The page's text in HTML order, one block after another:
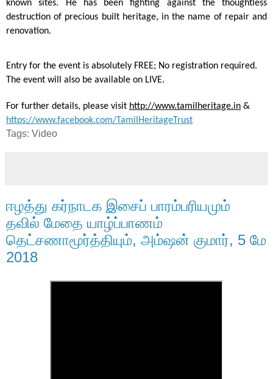
known sites. He has been fighting against the thoughtless
destruction of precious built heritage, in the name of repair and
renovation.
Entry for the event is absolutely FREE; No registration required.
The event will also be available on LIVE.
For further details, please visit http://www.tamilheritage.in
https://www.facebook.com/TamilHeritageTrust
Tags: Video
ஈழத்து கர்நாடக இசைப் பாரம்பரியமும்
தவில் மேதை யாழ்ப்பாணம்
தெட்சணாமூர்த்தியும், அம்ஷன் குமார், 5 மே
2018